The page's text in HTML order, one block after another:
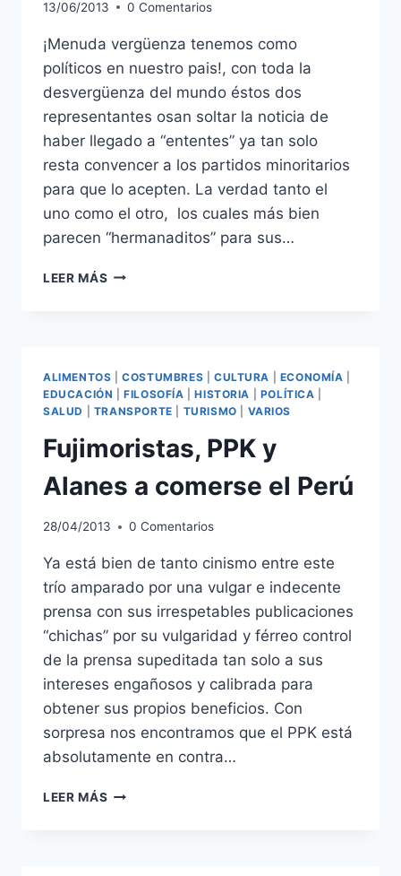
13/06/2013 0 Comentarios
¡Menuda vergüenza tenemos como
políticos en nuestro pais!, con toda la
desvergüenza del mundo éstos dos
representantes osan soltar la noticia de
haber llegado a “ententes” ya tan solo
resta convencer a los partidos minoritarios
para que lo acepten. La verdad tanto el
uno como el otro, los cuales más bien
parecen “hermanaditos” para sus…
LEER MÁS ARREGLOS
Y
PSOE
ESPAÑOL
ALIMENTOS |COSTUMBRES CULTURA ECONOMÍA
EDUCACIÓN |FILOSOFÍA |HISTORIA POLÍTICA
SALUD
TRANSPORTE TURISMO VARIOS
Fujimoristas, PPK y
Alanes a comerse el Perú
28/04/2013 0 Comentarios
Ya está bien de tanto cinismo entre este
trío amparado por una vulgar e indecente
prensa con sus irrespetables publicaciones
“chichas” por su vulgaridad y férreo control
de la prensa supeditada tan solo a sus
intereses engañosos y calibrada para
obtener sus propios beneficios. Con
sorpresa nos encontramos que el PPK está
absolutamente en contra…
LEER MÁS FUJIMORISTAS,